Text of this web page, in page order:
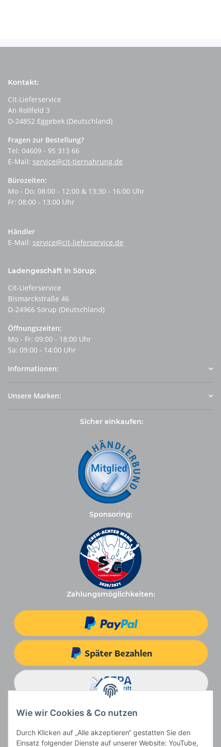
Kontakt:
Cit-Lieferservice
An Rollfeld 3
D-24852 Eggebek (Deutschland)
Fragen zur Bestellung?
Tel: 04609 - 95 313 66
E-Mail: service@cit-tiernahrung.de
Bürozeiten:
Mo - Do: 08:00 - 12:00 & 13:30 - 16:00 Uhr
Fr: 08:00 - 13:00 Uhr
Händler
E-Mail: service@cit-lieferservice.de
Ladengeschäft in Sörup:
Cit-Lieferservice
Bismarckstraße 46
D-24966 Sörup (Deutschland)
Öffnungszeiten:
Mo - Fr: 09:00 - 18:00 Uhr
Sa: 09:00 - 14:00 Uhr
Informationen:
Unsere Marken:
Sicher einkaufen:
Sponsoring:
Zahlungsmöglichkeiten:
Wie wir Cookies & Co nutzen
Durch Klicken auf „Alle akzeptieren“ gestatten Sie den
Einsatz folgender Dienste auf unserer Website: YouTube,